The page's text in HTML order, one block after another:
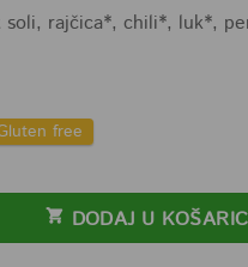
soli, rajčica*, chili*, luk*,
free
BIO 45g količina
DODAJ U